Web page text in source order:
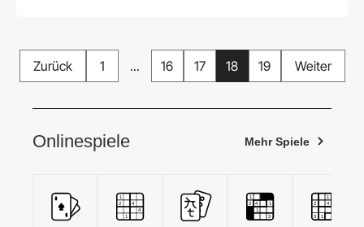
Zurück 1 ... 16 17 18 19 Weiter
Onlinespiele Mehr Spiele